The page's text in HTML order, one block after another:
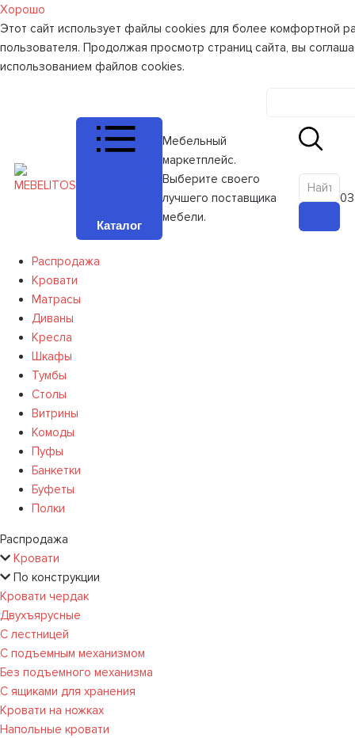
Хорошо
Этот сайт использует файлы cookies для более комфортной
пользователя. Продолжая просмотр страниц сайта, вы
использованием файлов cookies.
Каталог
Мебельный
маркетплейс.
Выберите своего
лучшего поставщика
мебели.
0
Распродажа
Кровати
Матрасы
Диваны
Кресла
Шкафы
Тумбы
Столы
Витрины
Комоды
Пуфы
Банкетки
Буфеты
Полки
Распродажа
Кровати
По конструкции
Кровати чердак
Двухъярусные
С лестницей
С подъемным механизмом
Без подъемного механизма
С ящиками для хранения
Кровати на ножках
Напольные кровати